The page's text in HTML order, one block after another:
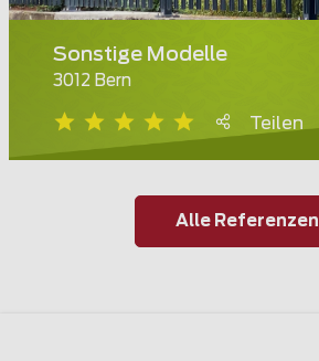
Sonstige Modelle
3012 Bern
Teilen
Alle Referenzen